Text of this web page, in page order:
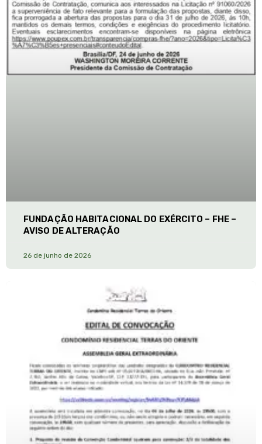
FUNDAÇÃO HABITACIONAL DO EXÉRCITO – FHE –
AVISO DE ALTERAÇÃO
26 de junho de 2026